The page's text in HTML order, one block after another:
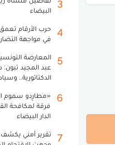
3
البيضاء
4
حرب الأرقام
في مواجهة
5
المعارضة
عبد المجيد
الدكتاتورية..
6
«مطارِدو سموم
فرقة لمكافحة
الدار البيضاء
7
تقرير أمني يكشف